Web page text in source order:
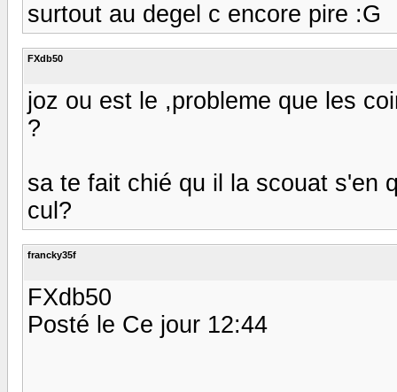
surtout au degel c encore pire :G
FXdb50
joz ou est le ,probleme que les
?
sa te fait chié qu il la scouat s'en
cul?
francky35f
FXdb50
Posté le Ce jour 12:44